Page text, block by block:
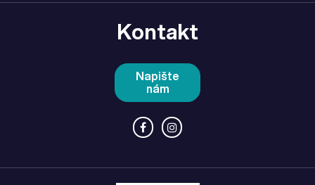
Kontakt
Napište
nám